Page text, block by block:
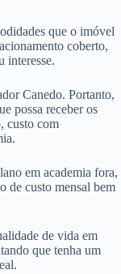
que o imóvel
coberto,
interesse.
Canedo. Portanto,
possa receber os
custo com
em academia fora,
de custo mensal bem
de vida em
que tenha um